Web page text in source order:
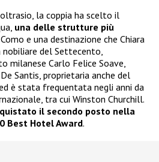
la coppia ha scelto il
una delle strutture più
e una destinazione che Chiara
nobiliare del Settecento,
milanese Carlo Felice Soave,
Santis, proprietaria anche del
è stata frequentata negli anni da
tra cui Winston Churchill.
il secondo posto nella
Best Hotel Award.